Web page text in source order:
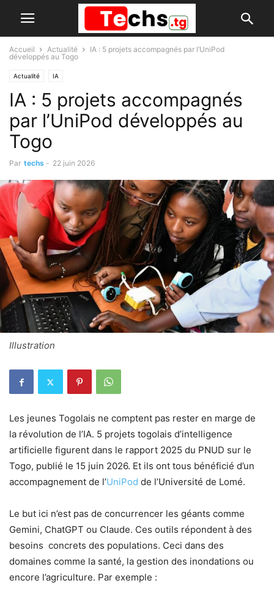
Accueil Actualité
IA : 5 projets accompagnés par l’UniPod
développés au Togo
Actualité IA
IA : 5 projets accompagnés
par l’UniPod développés au
Togo
Par techs - 22 juin 2026
Illustration
Les jeunes Togolais ne comptent pas rester en marge de
la révolution de l’IA. 5 projets togolais d’intelligence
artificielle figurent dans le rapport 2025 du PNUD sur le
Togo, publié le 15 juin 2026. Et ils ont tous bénéficié d’un
accompagnement de l’UniPod de l’Université de Lomé.
Le but ici n’est pas de concurrencer les géants comme
Gemini, ChatGPT ou Claude. Ces outils répondent à des
besoins concrets des populations. Ceci dans des
domaines comme la santé, la gestion des inondations ou
encore l’agriculture. Par exemple :